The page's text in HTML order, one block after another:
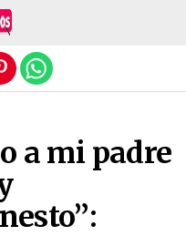
a mi padre
móvil